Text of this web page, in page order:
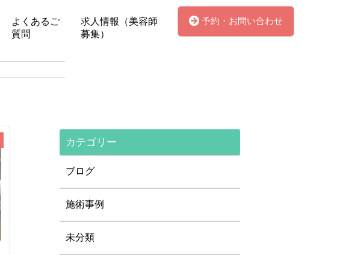
よくあるご
質問
求人情報（美容師
募集）
予約・お問い合わせ
カテゴリー
ブログ
施術事例
未分類